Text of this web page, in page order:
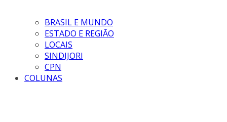
BRASIL E MUNDO
ESTADO E REGIÃO
LOCAIS
SINDIJORI
CPN
COLUNAS